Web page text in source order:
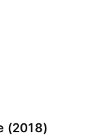
(2018)